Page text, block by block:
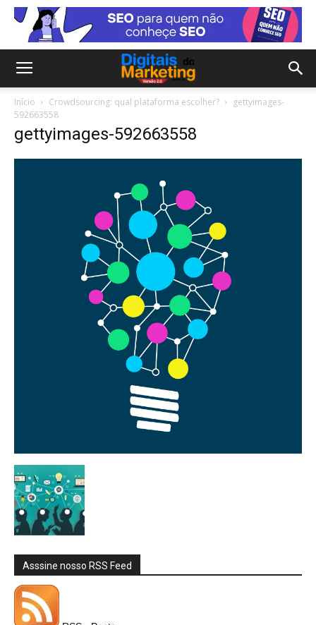
Início Crowdsourcing: qual plataforma escolher?
gettyimages-
592663558
gettyimages-592663558
Asssine nosso RSS Feed